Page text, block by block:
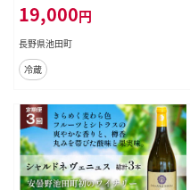
19,000円
長野県池田町
冷蔵